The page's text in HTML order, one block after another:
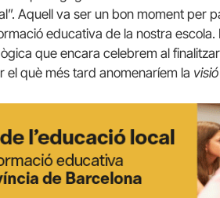
Aquell va ser un bon moment per
educativa de la nostra
que encara celebrem al
el què més tard anomenaríem la visió